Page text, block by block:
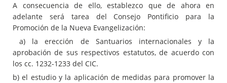
A consecuencia de ello, establezco que de ahora en
adelante será tarea del Consejo Pontificio para la
Promoción de la Nueva Evangelización:
a) la erección de Santuarios internacionales y la
aprobación de sus respectivos estatutos, de acuerdo con
los cc. 1232-1233 del CIC.
b) el estudio y la aplicación de medidas para promover la